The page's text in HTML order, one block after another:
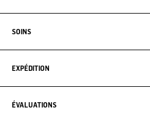
SOINS
EXPÉDITION
ÉVALUATIONS